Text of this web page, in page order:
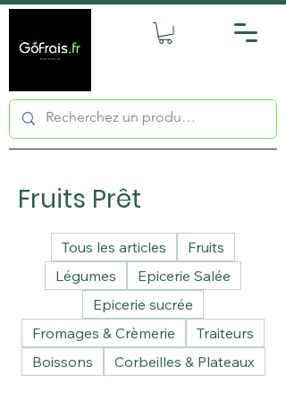
Fruits Prêt
Tous les articles
Fruits
Légumes
Epicerie Salée
Epicerie sucrée
Fromages & Crèmerie
Traiteurs
Boissons
Corbeilles & Plateaux